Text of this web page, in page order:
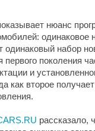
нюанс
одинаковое
одинаковый набор
первого поколения
и
как второе
рассказало,